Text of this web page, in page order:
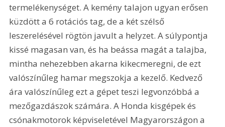
termelékenységet. A kemény talajon ugyan erősen
küzdött a 6 rotációs tag, de a két szélső
leszerelésével rögtön javult a helyzet. A súlypontja
kissé magasan van, és ha beássa magát a talajba,
mintha nehezebben akarna kikecmeregni, de ezt
valószínűleg hamar megszokja a kezelő. Kedvező
ára valószínűleg ezt a gépet teszi legvonzóbbá a
mezőgazdászok számára. A Honda kisgépek és
csónakmotorok képviseletével Magyarországon a